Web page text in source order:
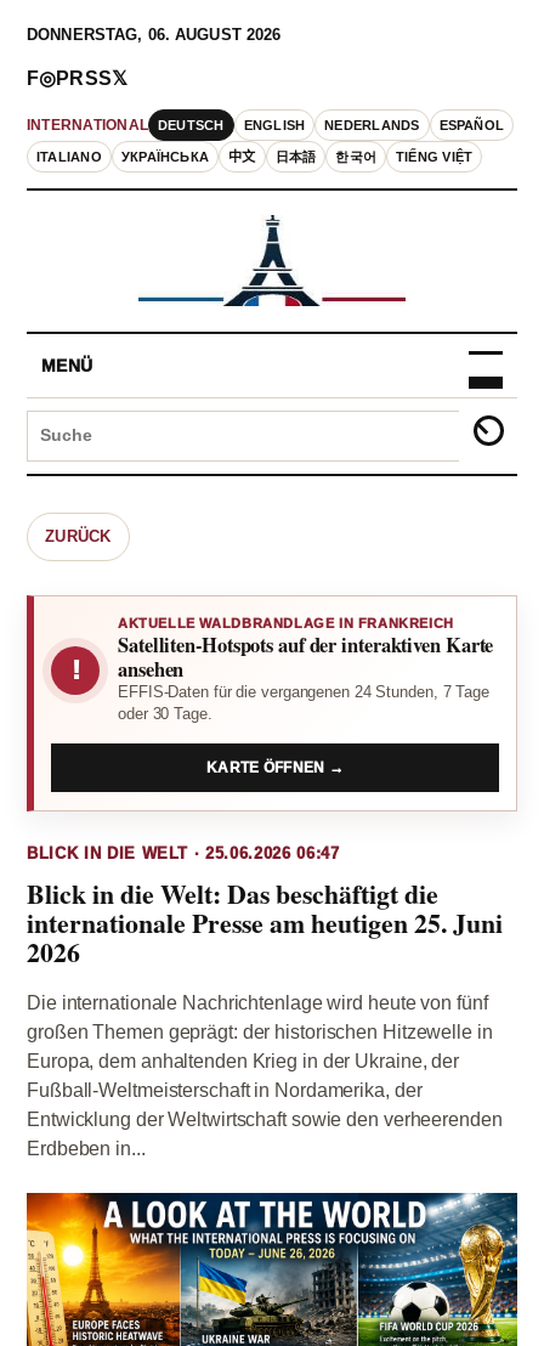
DONNERSTAG, 06. AUGUST 2026
INTERNATIONAL DEUTSCH ENGLISH NEDERLANDS ESPAÑOL
ITALIANO УКРАЇНСЬКА 中文 日本語 한국어 TIẾNG VIỆT
F◎PRSS𝕏
MENÜ
ZURÜCK
!
AKTUELLE WALDBRANDLAGE IN FRANKREICH
Satelliten-Hotspots auf der interaktiven Karte
ansehen
EFFIS-Daten für die vergangenen 24 Stunden, 7 Tage
oder 30 Tage.
KARTE ÖFFNEN →
BLICK IN DIE WELT · 25.06.2026 06:47
Blick in die Welt: Das beschäftigt die
internationale Presse am heutigen 25. Juni
2026
Die internationale Nachrichtenlage wird heute von fünf
großen Themen geprägt: der historischen Hitzewelle in
Europa, dem anhaltenden Krieg in der Ukraine, der
Fußball-Weltmeisterschaft in Nordamerika, der
Entwicklung der Weltwirtschaft sowie den verheerenden
Erdbeben in...